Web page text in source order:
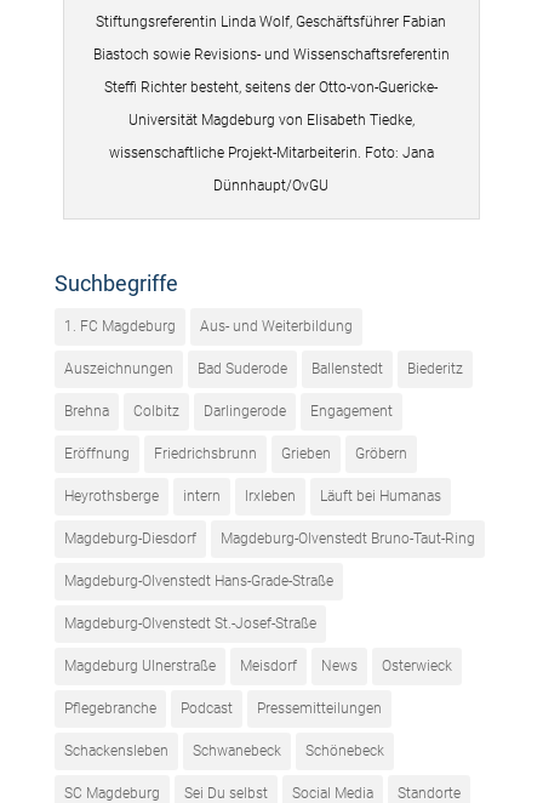
Stiftungsreferentin Linda Wolf, Geschäftsführer Fabian
Biastoch sowie Revisions- und Wissenschaftsreferentin
Steffi Richter besteht, seitens der Otto-von-Guericke-
Universität Magdeburg von Elisabeth Tiedke,
wissenschaftliche Projekt-Mitarbeiterin. Foto: Jana
Dünnhaupt/OvGU
Suchbegriffe
1. FC Magdeburg Aus- und Weiterbildung
Auszeichnungen Bad Suderode Ballenstedt Biederitz
Brehna Colbitz Darlingerode Engagement
Eröffnung Friedrichsbrunn Grieben Gröbern
Heyrothsberge intern Irxleben Läuft bei Humanas
Magdeburg-Diesdorf Magdeburg-Olvenstedt Bruno-Taut-Ring
Magdeburg-Olvenstedt Hans-Grade-Straße
Magdeburg-Olvenstedt St.-Josef-Straße
Magdeburg Ulnerstraße Meisdorf News Osterwieck
Pflegebranche Podcast Pressemitteilungen
Schackensleben Schwanebeck Schönebeck
SC Magdeburg Sei Du selbst Social Media Standorte